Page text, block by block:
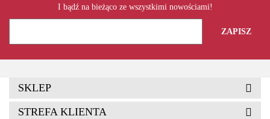
I bądź na bieżąco ze wszystkimi nowościami!
SKLEP
STREFA KLIENTA